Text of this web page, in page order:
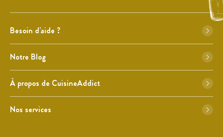
Besoin d'aide ?
Notre Blog
À propos de CuisineAddict
Nos services